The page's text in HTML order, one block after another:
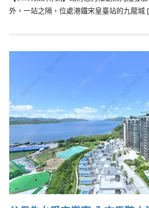
外，一站之隔，位處港鐵宋皇臺站的九龍城